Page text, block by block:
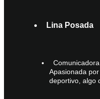
Lina Posada
Apasionada
deportivo, algo